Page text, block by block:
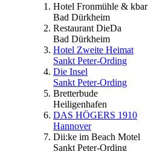
Hotel Fronmühle & kbar
Bad Dürkheim
Restaurant DieDa
Bad Dürkheim
Hotel Zweite Heimat
Sankt Peter-Ording
Die Insel
Sankt Peter-Ording
Bretterbude
Heiligenhafen
DAS HÖGERS 1910
Hannover
Dii:ke im Beach Motel
Sankt Peter-Ording